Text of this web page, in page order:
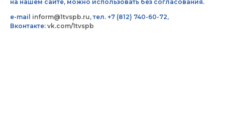
на нашем сайте, можно использовать без согласования.
e-mail inform@1tvspb.ru, тел. +7 (812) 740-60-72,
Вконтакте: vk.com/1tvspb